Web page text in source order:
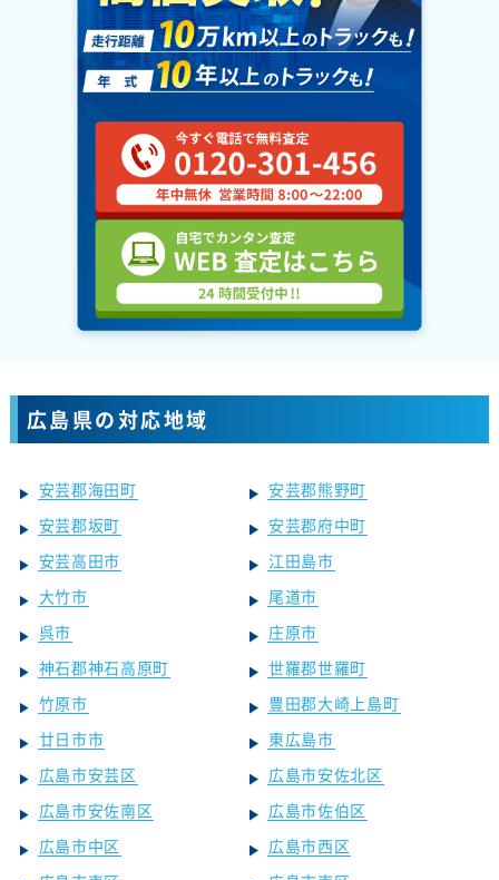
広島県の対応地域
安芸郡海田町
安芸郡熊野町
安芸郡坂町
安芸郡府中町
安芸高田市
江田島市
大竹市
尾道市
呉市
庄原市
神石郡神石高原町
世羅郡世羅町
竹原市
豊田郡大崎上島町
廿日市市
東広島市
広島市安芸区
広島市安佐北区
広島市安佐南区
広島市佐伯区
広島市中区
広島市西区